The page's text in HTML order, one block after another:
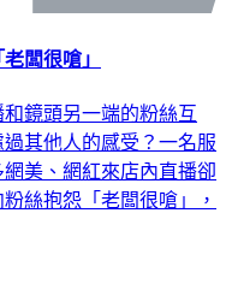
闆很嗆」
鏡頭另一端的粉絲互
其他人的感受？一名服
美、網紅來店內直播卻
絲抱怨「老闆很嗆」，